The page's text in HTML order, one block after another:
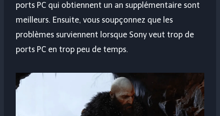
ports PC qui obtiennent un an supplémentaire sont
meilleurs. Ensuite, vous soupçonnez que les
problèmes surviennent lorsque Sony veut trop de
ports PC en trop peu de temps.